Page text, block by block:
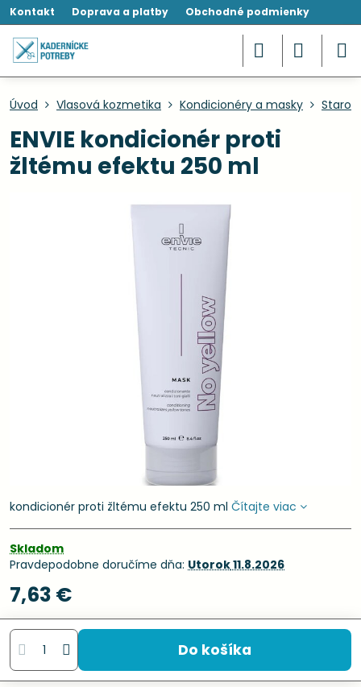
Kontakt Doprava a platby Obchodné podmienky
Úvod Vlasová kozmetika Kondicionéry a masky
ENVIE kondicionér proti
žltému efektu 250 ml
kondicionér proti žltému efektu 250 ml Čítajte viac
Skladom
Pravdepodobne doručíme dňa: Utorok11.8.2026
7,63 €
Do košíka